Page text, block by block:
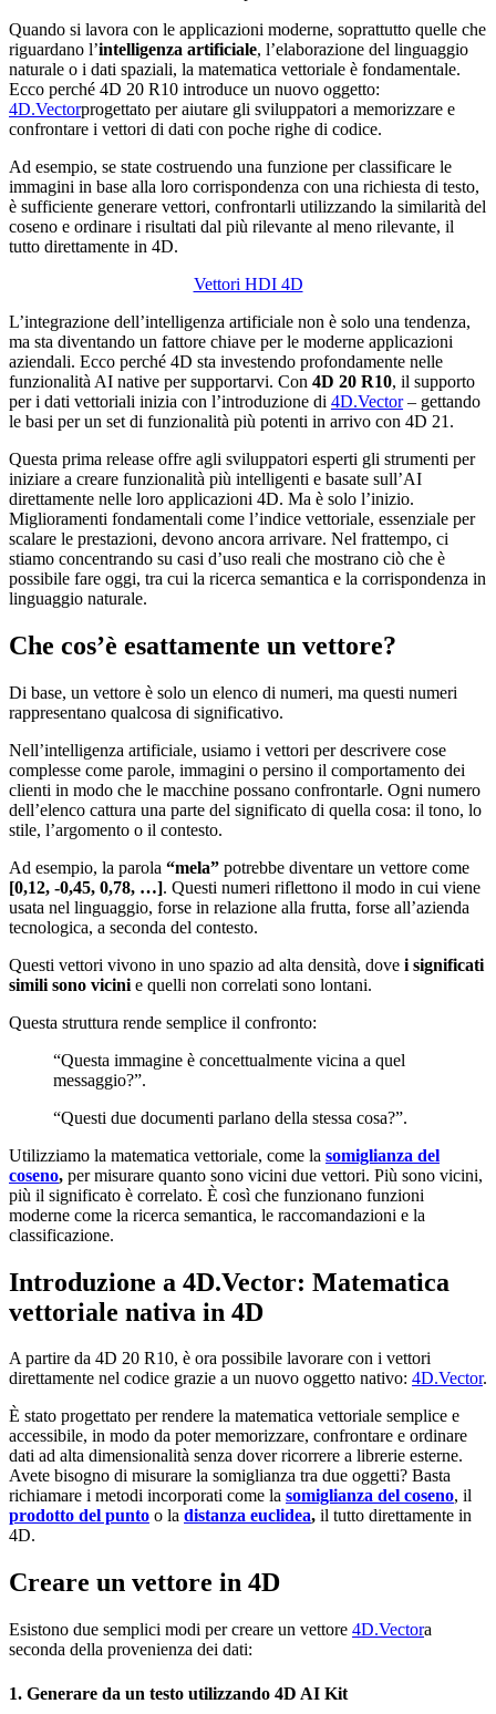
Quando si lavora con le applicazioni moderne, soprattutto quelle che
riguardano l’intelligenza artificiale, l’elaborazione del linguaggio
naturale o i dati spaziali, la matematica vettoriale è fondamentale.
Ecco perché 4D 20 R10 introduce un nuovo oggetto:
4D.Vectorprogettato per aiutare gli sviluppatori a memorizzare e
confrontare i vettori di dati con poche righe di codice.
Ad esempio, se state costruendo una funzione per classificare le
immagini in base alla loro corrispondenza con una richiesta di testo,
è sufficiente generare vettori, confrontarli utilizzando la similarità del
coseno e ordinare i risultati dal più rilevante al meno rilevante, il
tutto direttamente in 4D.
Vettori HDI 4D
L’integrazione dell’intelligenza artificiale non è solo una tendenza,
ma sta diventando un fattore chiave per le moderne applicazioni
aziendali. Ecco perché 4D sta investendo profondamente nelle
funzionalità AI native per supportarvi. Con 4D 20 R10, il supporto
per i dati vettoriali inizia con l’introduzione di 4D.Vector– gettando
le basi per un set di funzionalità più potenti in arrivo con 4D 21.
Questa prima release offre agli sviluppatori esperti gli strumenti per
iniziare a creare funzionalità più intelligenti e basate sull’AI
direttamente nelle loro applicazioni 4D. Ma è solo l’inizio.
Miglioramenti fondamentali come l’indice vettoriale, essenziale per
scalare le prestazioni, devono ancora arrivare. Nel frattempo, ci
stiamo concentrando su casi d’uso reali che mostrano ciò che è
possibile fare oggi, tra cui la ricerca semantica e la corrispondenza in
linguaggio naturale.
Che cos’è esattamente un vettore?
Di base, un vettore è solo un elenco di numeri, ma questi numeri
rappresentano qualcosa di significativo.
Nell’intelligenza artificiale, usiamo i vettori per descrivere cose
complesse come parole, immagini o persino il comportamento dei
clienti in modo che le macchine possano confrontarle. Ogni numero
dell’elenco cattura una parte del significato di quella cosa: il tono, lo
stile, l’argomento o il contesto.
Ad esempio, la parola “mela” potrebbe diventare un vettore come
[0,12, -0,45, 0,78, …]. Questi numeri riflettono il modo in cui viene
usata nel linguaggio, forse in relazione alla frutta, forse all’azienda
tecnologica, a seconda del contesto.
Questi vettori vivono in uno spazio ad alta densità, dove i significati
simili sono vicini e quelli non correlati sono lontani.
Questa struttura rende semplice il confronto:
“Questa immagine è concettualmente vicina a quel
messaggio?”.
“Questi due documenti parlano della stessa cosa?”.
Utilizziamo la matematica vettoriale, come la somiglianza del
coseno, per misurare quanto sono vicini due vettori. Più sono vicini,
più il significato è correlato. È così che funzionano funzioni
moderne come la ricerca semantica, le raccomandazioni e la
classificazione.
Introduzione a 4D.Vector: Matematica
vettoriale nativa in 4D
A partire da 4D 20 R10, è ora possibile lavorare con i vettori
direttamente nel codice grazie a un nuovo oggetto nativo: 4D.Vector.
È stato progettato per rendere la matematica vettoriale semplice e
accessibile, in modo da poter memorizzare, confrontare e ordinare
dati ad alta dimensionalità senza dover ricorrere a librerie esterne.
Avete bisogno di misurare la somiglianza tra due oggetti? Basta
richiamare i metodi incorporati come la somiglianza del coseno, il
prodotto del punto o la distanza euclidea, il tutto direttamente in
4D.
Creare un vettore in 4D
Esistono due semplici modi per creare un vettore 4D.Vectora
seconda della provenienza dei dati:
1. Generare da un testo utilizzando 4D AI Kit